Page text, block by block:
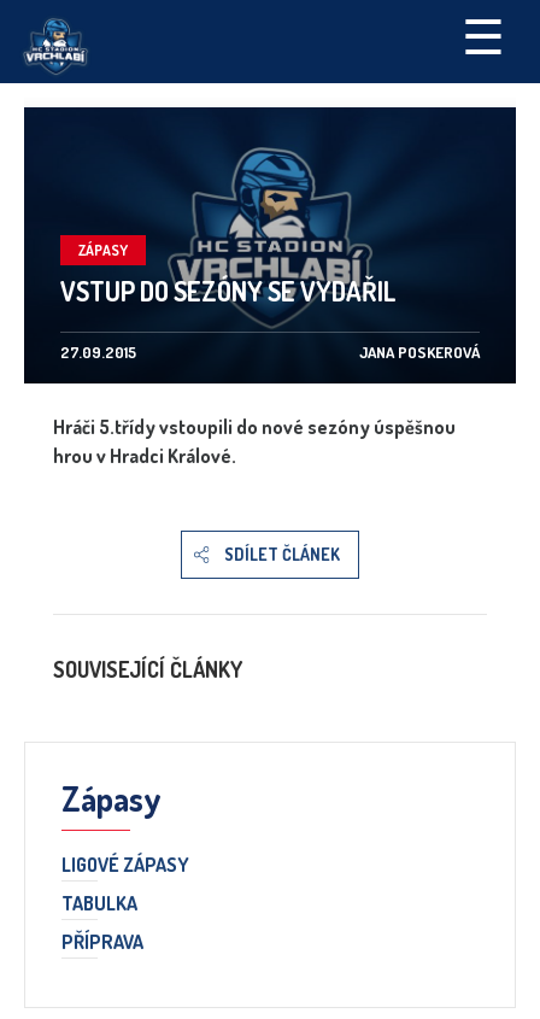
☰
ZÁPASY
VSTUP DO SEZÓNY SE VYDAŘIL
27.09.2015 JANA POSKEROVÁ
Hráči 5.třídy vstoupili do nové sezóny úspěšnou
hrou v Hradci Králové.
SDÍLET ČLÁNEK
SOUVISEJÍCÍ ČLÁNKY
Zápasy
LIGOVÉ ZÁPASY
TABULKA
PŘÍPRAVA